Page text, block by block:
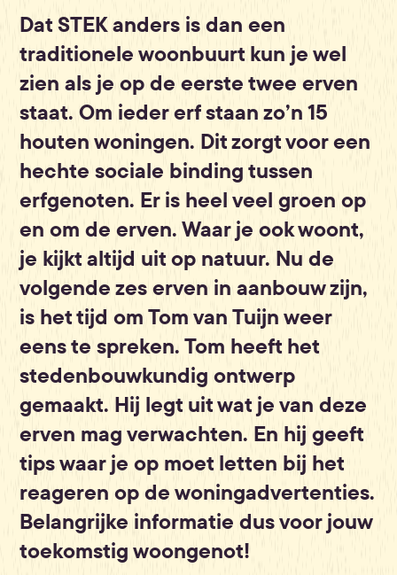
Dat STEK anders is dan een
traditionele woonbuurt kun je wel
zien als je op de eerste twee erven
staat. Om ieder erf staan zo’n 15
houten woningen. Dit zorgt voor een
hechte sociale binding tussen
erfgenoten. Er is heel veel groen op
en om de erven. Waar je ook woont,
je kijkt altijd uit op natuur. Nu de
volgende zes erven in aanbouw zijn,
is het tijd om Tom van Tuijn weer
eens te spreken. Tom heeft het
stedenbouwkundig ontwerp
gemaakt. Hij legt uit wat je van deze
erven mag verwachten. En hij geeft
tips waar je op moet letten bij het
reageren op de woningadvertenties.
Belangrijke informatie dus voor jouw
toekomstig woongenot!